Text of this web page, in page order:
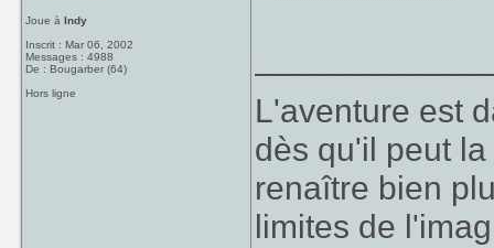
Joue àIndy
Inscrit : Mar 06, 2002
Messages : 4988
De : Bougarber (64)
Hors ligne
L'aventure est
dès qu'il peut
renaître bien
limites de